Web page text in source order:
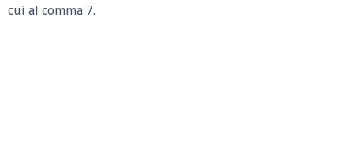
cui al comma 7.